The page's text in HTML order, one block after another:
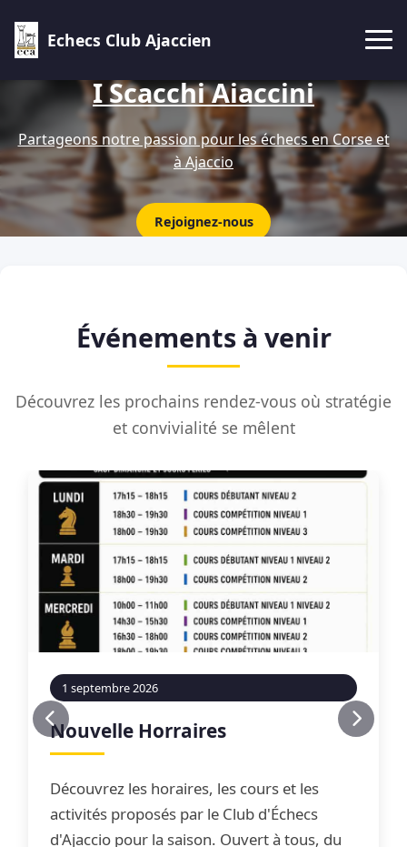
Echecs Club Ajaccien
I Scacchi Aiaccini
Partageons notre passion pour les échecs en Corse et
à Ajaccio
Rejoignez-nous
Événements à venir
Découvrez les prochains rendez-vous où stratégie
et convivialité se mêlent
1 septembre 2026
Nouvelle Horraires
Découvrez les horaires, les cours et les
activités proposés par le Club d'Échecs
d'Ajaccio pour la saison. Ouvert à tous, du